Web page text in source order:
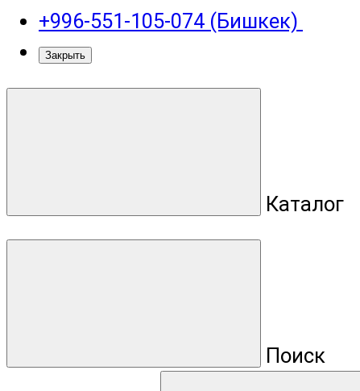
+996-551-105-074 (Бишкек)
Закрыть
Каталог
Поиск